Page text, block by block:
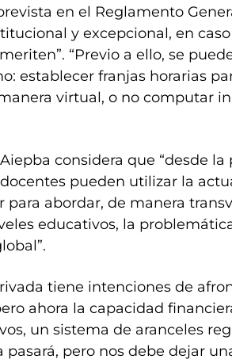
en el Reglamento
y excepcional, en
“Previo a ello, se
establecer franjas horarias
virtual, o no computar
considera que “desde la
pueden utilizar la
para abordar, de manera
educativos, la
tiene intenciones de
ahora la capacidad
un sistema de aranceles
pasará, pero nos debe dejar